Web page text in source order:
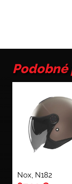
Nox, N182